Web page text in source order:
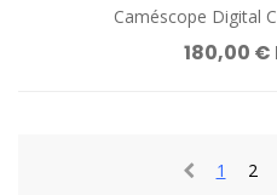
Caméscope Digital
180,00 €
1 2